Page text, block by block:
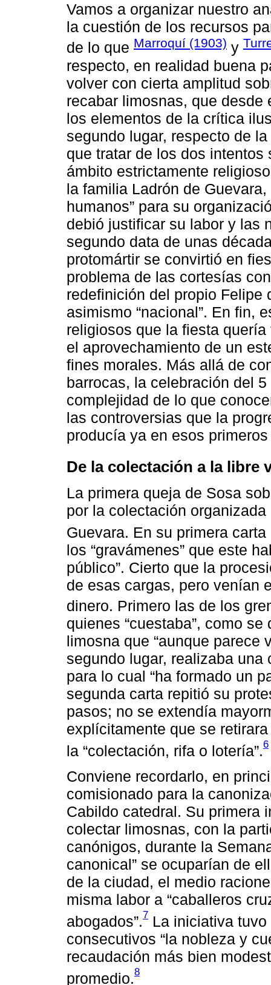
Vamos a organizar nuestro
la cuestión de los recursos
de lo que Marroquí (1903) y
respecto, en realidad buena
volver con cierta amplitud
recabar limosnas, que
los elementos de la crítica
segundo lugar, respecto de
que tratar de los dos
ámbito estrictamente
la familia Ladrón de
humanos” para su
debió justificar su labor y las
segundo data de unas
protomártir se convirtió en
problema de las cortesías
redefinición del propio Felipe
asimismo “nacional”. En fin,
religiosos que la fiesta
el aprovechamiento de un
fines morales. Más allá de
barrocas, la celebración del
complejidad de lo que
las controversias que la
producía ya en esos
De la colectación a la libre
La primera queja de Sosa
por la colectación
Guevara. En su primera carta
los “gravámenes” que este
público”. Cierto que la
de esas cargas, pero venían
dinero. Primero las de los
quienes “cuestaba”, como
limosna que “aunque parece
segundo lugar, realizaba
para lo cual “ha formado un
segunda carta repitió su
pasos; no se extendía
explícitamente que se
la “colectación, rifa o lotería”.6
Conviene recordarlo, en
comisionado para la
Cabildo catedral. Su primera
colectar limosnas, con la
canónigos, durante la
canonical” se ocuparían de
de la ciudad, el medio
misma labor a “caballeros
abogados”.7 La iniciativa
consecutivos “la nobleza y
recaudación más bien
promedio.8